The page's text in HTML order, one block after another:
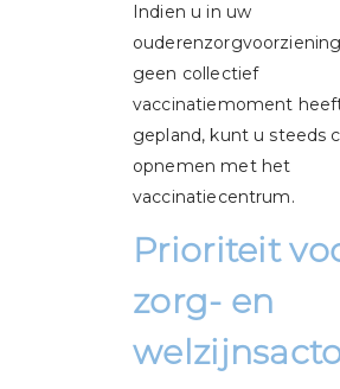
Indien u in uw
geen collectief
vaccinatiemoment
gepland, kunt u steeds
opnemen met het
vaccinatiecentrum.
Prioriteit
zorg- en